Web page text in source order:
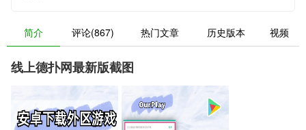
简介 评论(867) 热门文章 历史版本 视频
线上德扑网最新版截图